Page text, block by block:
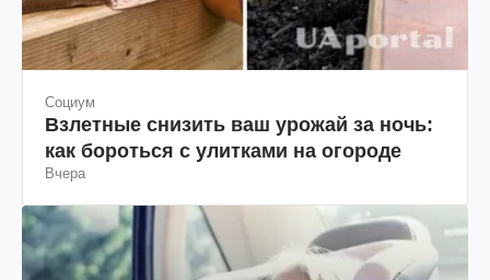
Социум
Взлетные снизить ваш урожай за ночь:
как бороться с улитками на огороде
Вчера